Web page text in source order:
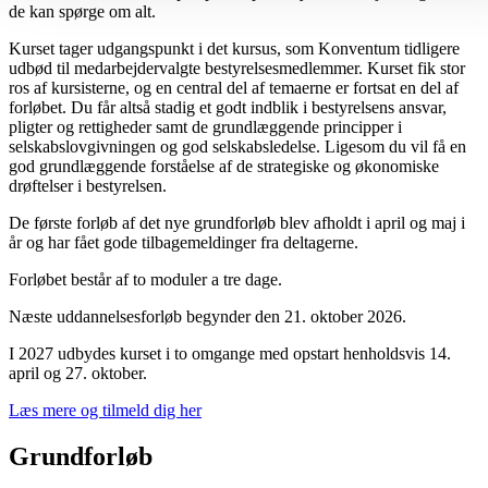
de kan spørge om alt.
Kurset tager udgangspunkt i det kursus, som Konventum tidligere
udbød til medarbejdervalgte bestyrelsesmedlemmer. Kurset fik stor
ros af kursisterne, og en central del af temaerne er fortsat en del af
forløbet. Du får altså stadig et godt indblik i bestyrelsens ansvar,
pligter og rettigheder samt de grundlæggende principper i
selskabslovgivningen og god selskabsledelse. Ligesom du vil få en
god grundlæggende forståelse af de strategiske og økonomiske
drøftelser i bestyrelsen.
De første forløb af det nye grundforløb blev afholdt i april og maj i
år og har fået gode tilbagemeldinger fra deltagerne.
Forløbet består af to moduler a tre dage.
Næste uddannelsesforløb begynder den 21. oktober 2026.
I 2027 udbydes kurset i to omgange med opstart henholdsvis 14.
april og 27. oktober.
Læs mere og tilmeld dig her
Grundforløb